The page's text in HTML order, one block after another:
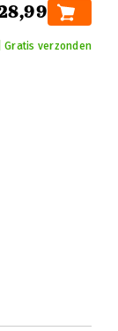
Gratis verzonden